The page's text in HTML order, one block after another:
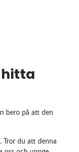
bero på att den
Tror du att denna